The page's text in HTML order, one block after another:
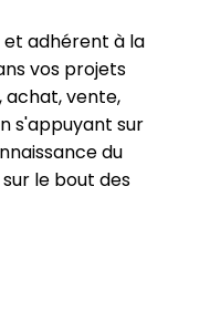
adhérent à la
vos projets
achat, vente,
s'appuyant sur
du
le bout des